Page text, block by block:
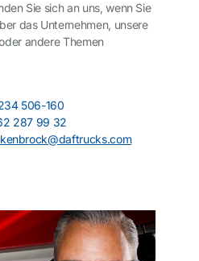
Sie sich an uns, wenn Sie
das Unternehmen, unsere
andere Themen
506-160
287 99 32